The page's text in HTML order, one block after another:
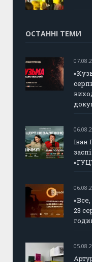
ОСТАННІ ТЕМИ
Іван
23